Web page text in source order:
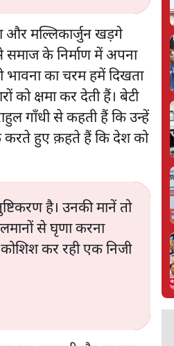
और मल्लिकार्जुन खड़गे
के निर्माण में अपना
भावना का चरम हमें दिखता
को क्षमा कर देती हैं। बेटी
गाँधी से कहती हैं कि उन्हें
करते हुए क़हते हैं कि देश को
है। उनकी मानें तो
से घृणा करना
कर रही एक निजी